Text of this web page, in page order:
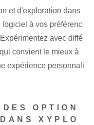
et d'exploration dans
logiciel à vos préférenc
avec diffé
convient le mieux à
expérience personnali
OPTION
XYPLO